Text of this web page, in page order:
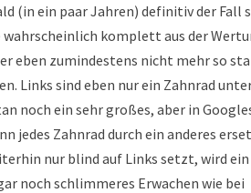
(in ein paar Jahren) definitiv der Fall
wahrscheinlich komplett aus der
eben zumindestens nicht mehr so
Links sind eben nur ein Zahnrad
noch ein sehr großes, aber in
jedes Zahnrad durch ein anderes
nur blind auf Links setzt, wird ein
noch schlimmeres Erwachen wie bei